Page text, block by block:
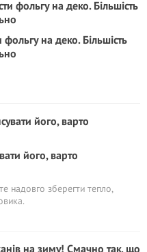
на деко. Більшість
його, варто
надовго зберегти тепло,